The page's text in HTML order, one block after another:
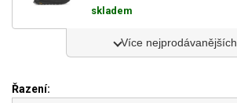
skladem
Více nejprodávanějších
Řazení: